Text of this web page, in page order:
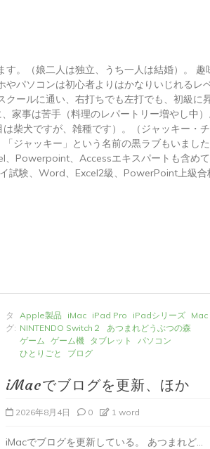
。（娘二人は独立、うち一人は結婚）。 趣
パソコンは初心者よりはかなりいじれるレ
ールに通い、右打ちでも左打でも、初級に
家事は苦手（料理のレパートリー増やし中
柴犬ですが、雑種です）。（ジャッキー・
ジャッキー」という名前の黒ラブもいました
Powerpoint、Accessエキスパートも含め
試験、Word、Excel2級、PowerPoint上級合
タ
グ:
Apple製品 iMac iPad Pro iPadシリーズ Mac
NINTENDO Switch２
あつまれどうぶつの森
ゲーム ゲーム機 タブレット
パソコン
ひとりごと
ブログ
iMacでブログを更新、ほか
2026年8月4日 0 1 word
iMacでブログを更新している。 あつまれど...